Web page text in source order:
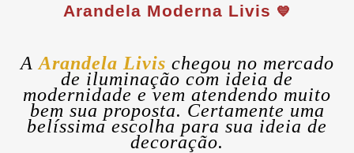
Arandela Moderna Livis 💙
A Arandela Livis chegou no mercado
de iluminação com ideia de
modernidade e vem atendendo muito
bem sua proposta. Certamente uma
belíssima escolha para sua ideia de
decoração.